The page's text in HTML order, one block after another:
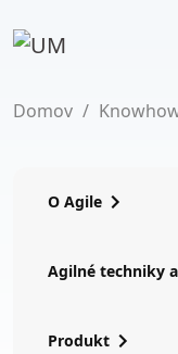
Domov /
O Agile
Agilné techniky
Produkt